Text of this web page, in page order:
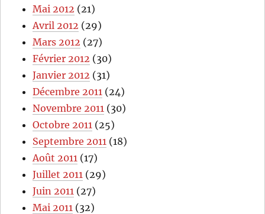
Mai 2012 (21)
Avril 2012 (29)
Mars 2012 (27)
Février 2012 (30)
Janvier 2012 (31)
Décembre 2011 (24)
Novembre 2011 (30)
Octobre 2011 (25)
Septembre 2011 (18)
Août 2011 (17)
Juillet 2011 (29)
Juin 2011 (27)
Mai 2011 (32)